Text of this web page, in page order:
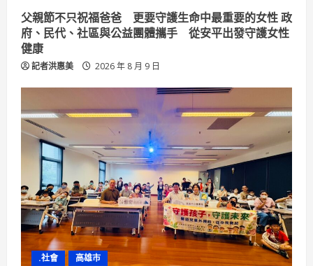
父親節不只祝福爸爸 更要守護生命中最重要的女性 政
府、民代、社區與公益團體攜手 從安平出發守護女性
健康
記者洪惠美 2026 年 8 月 9 日
.社會 高雄市